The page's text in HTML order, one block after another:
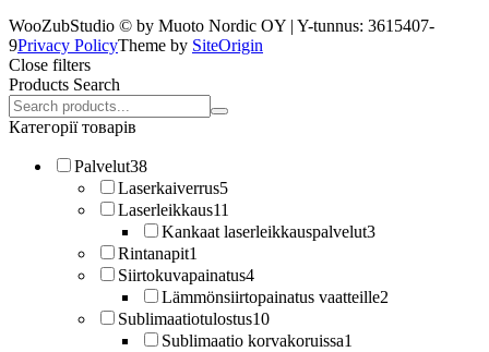
WooZubStudio © by Muoto Nordic OY | Y-tunnus: 3615407-
9Privacy PolicyTheme by SiteOrigin
Close filters
Products Search
Search
products:
Категорії товарів
Palvelut38
Laserkaiverrus5
Laserleikkaus11
Kankaat laserleikkauspalvelut3
Rintanapit1
Siirtokuvapainatus4
Lämmönsiirtopainatus vaatteille2
Sublimaatiotulostus10
Sublimaatio korvakoruissa1